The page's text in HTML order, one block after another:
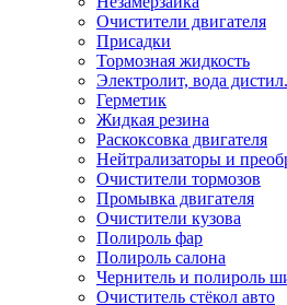
Очистители двигателя
Присадки
Тормозная жидкость
Электролит, вода дистил.
Герметик
Жидкая резина
Раскоксовка двигателя
Нейтрализаторы и
Очистители тормозов
Промывка двигателя
Очистители кузова
Полироль фар
Полироль салона
Чернитель и полироль
Очиститель стёкол авто